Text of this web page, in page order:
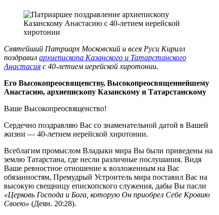
Святейший Патриарх Московский и всея Руси Кирилл
поздравил архиепископа Казанского и Татарстанского
Анастасия с 40-летием иерейской хиротонии.
Его Высокопреосвященству, Высокопреосвященнейшему
Анастасию, архиепископу Казанскому и Татарстанскому
Ваше Высокопреосвященство!
Сердечно поздравляю Вас со знаменательной датой в Вашей
жизни — 40-летием иерейской хиротонии.
Всеблагим промыслом Владыки мира Вы были приведены на
землю Татарстана, где несли различные послушания. Видя
Ваше ревностное отношение к возложенным на Вас
обязанностям, Премудрый Устроитель мира поставил Вас на
высокую свещницу епископского служения, дабы Вы пасли
«Церковь Господа и Бога, которую Он приобрел Себе Кровию
Своею» (Деян. 20:28).